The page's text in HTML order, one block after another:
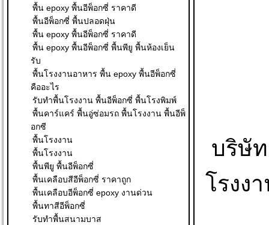
พื้น epoxy พื้นอีพ็อกซี่ ราคาดี
พื้นอีพ็อกซี่ พื้นปลอดฝุ่น
พื้น epoxy พื้นอีพ็อกซี่ ราคาดี
พื้น epoxy พื้นอีพ็อกซี่ พื้นพียู พื้นห้องเย็น
รับ
พื้นโรงงานอาหาร พื้น epoxy พื้นอีพ็อกซี่
คืออะไร
รับทำพื้นโรงงาน พื้นอีพ็อกซี่ พื้นโรงพิมพ์
พื้นคาร์แคร์ พื้นอู่ซ่อมรถ พื้นโรงงาน พื้นอีพ็
อกซี
พื้นโรงงาน
พื้นโรงงาน
พื้นพียู พื้นอีพ็อกซี่
พื้นเคลือบสีอีพ็อกซี่ ราคาถูก
พื้นเคลือบอีพ็อกซี่ epoxy งานด่วน
พื้นทาสีอีพ็อกซี่
รับทำพื้นสนามบาส
บริษั
โรงง